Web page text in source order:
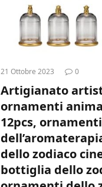
21 Ottobre 2023 0
Artigianato
ornamenti
12pcs,
dello zodiaco
bottiglia dello